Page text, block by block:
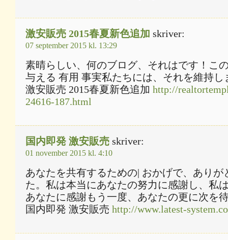
激安販売 2015春夏新色追加 skriver:
07 september 2015 kl. 13:29
素晴らしい、何のブログ、それはです！こ
与える 有用 事実私たちには、それを維持し
激安販売 2015春夏新色追加 http://
24616-187.html
国内即発 激安販売 skriver:
01 november 2015 kl. 4:10
あなたを共有するための| おかげで、ありが
た。私は本当にあなたの努力に感謝し、私
あなたに感謝もう一度、あなたの更に次を
国内即発 激安販売 http://www.latest-